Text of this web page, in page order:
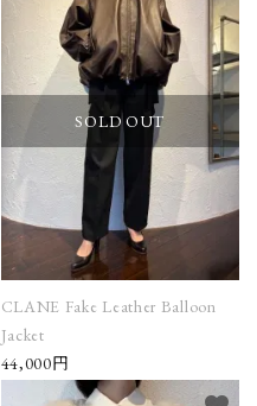
SOLD OUT
CLANE Fake Leather Balloon
Jacket
44,000円